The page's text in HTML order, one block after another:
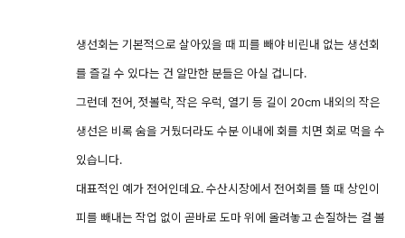
생선회는 기본적으로 살아있을 때 피를 빼야 비린내 없는 생선회
를 즐길 수 있다는 건 알만한 분들은 아실 겁니다.
그런데 전어, 젓볼락, 작은 우럭, 열기 등 길이 20cm 내외의 작은
생선은 비록 숨을 거뒀더라도 수분 이내에 회를 치면 회로 먹을 수
있습니다.
대표적인 예가 전어인데요. 수산시장에서 전어회를 뜰 때 상인이
피를 빼내는 작업 없이 곧바로 도마 위에 올려놓고 손질하는 걸 볼